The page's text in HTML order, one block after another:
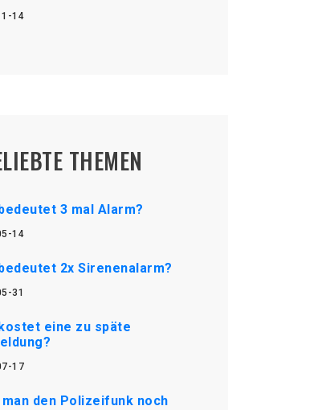
14
THEMEN
3 mal Alarm?
14
2x Sirenenalarm?
31
eine zu späte
17
man den Polizeifunk noch